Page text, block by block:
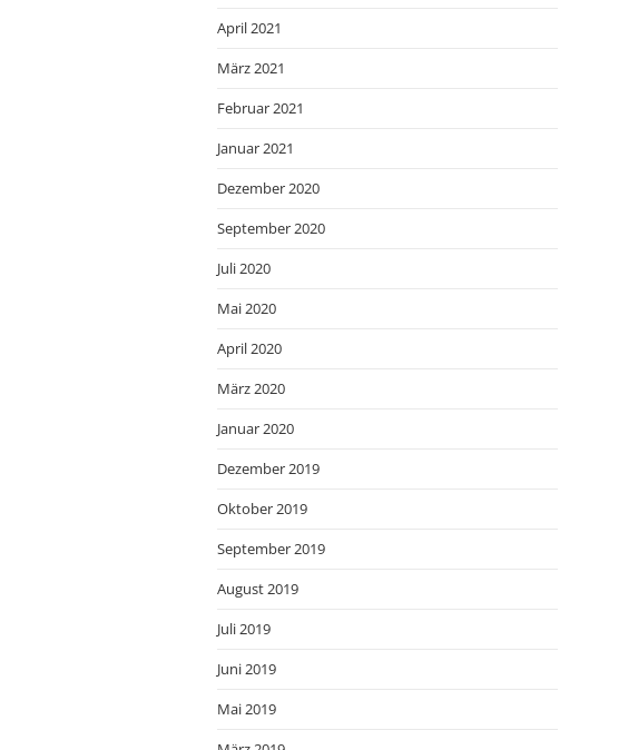
April 2021
März 2021
Februar 2021
Januar 2021
Dezember 2020
September 2020
Juli 2020
Mai 2020
April 2020
März 2020
Januar 2020
Dezember 2019
Oktober 2019
September 2019
August 2019
Juli 2019
Juni 2019
Mai 2019